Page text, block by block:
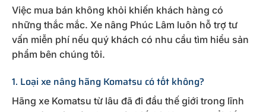
Việc mua bán không khỏi khiến khách hàng có
những thắc mắc. Xe nâng Phúc Lâm luôn hỗ trợ tư
vấn miễn phí nếu quý khách có nhu cầu tìm hiểu sản
phẩm bên chúng tôi.
1. Loại xe nâng hãng Komatsu có tốt không?
Hãng xe Komatsu từ lâu đã đi đầu thế giới trong lĩnh